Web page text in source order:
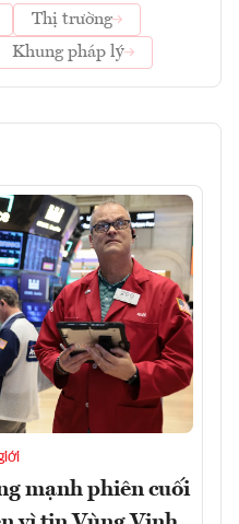
Thị trường
Khung pháp lý
mạnh phiên cuối